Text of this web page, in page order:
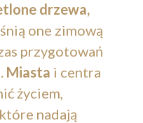
drzewa,
one zimową
przygotowań
Miasta i centra
życiem,
nadają